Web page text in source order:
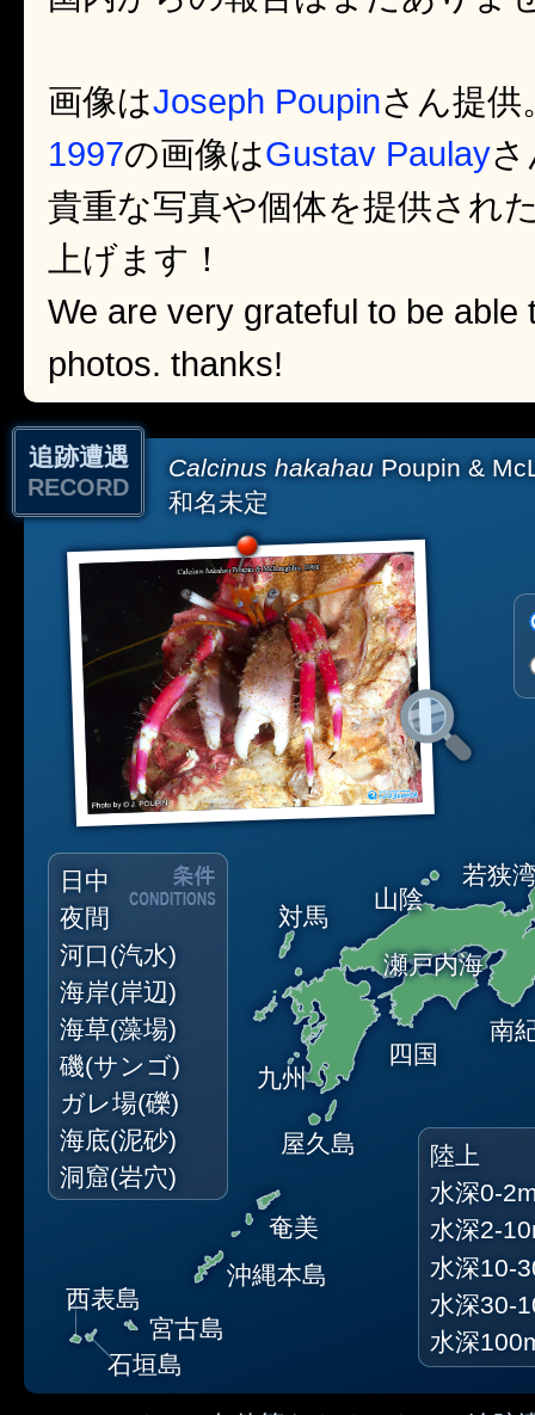
画像はJoseph Poupinさん提供
1997の画像はGustav Paulay
貴重な写真や個体を提供され
上げます！
We are very grateful to be able
photos. thanks!
追跡遭遇
RECORD
Calcinus hakahau Poupin &
和名未定
若狭
南
山陰
瀬戸内海
四国
対馬
九州
屋久島
奄美
沖縄本島
宮古島
石垣島
西表島
陸上
水深0-
水深2-
水深10-
水深30-
水深
日中
夜間
河口(汽水)
海岸(岸辺)
海草(藻場)
磯(サンゴ)
ガレ場(礫)
海底(泥砂)
洞窟(岩穴)